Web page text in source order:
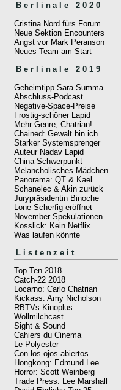
Berlinale 2020
Cristina Nord fürs Forum
Neue Sektion Encounters
Angst vor Mark Peranson
Neues Team am Start
Berlinale 2019
Geheimtipp Sara Summa
Abschluss-Podcast
Negative-Space-Preise
Frostig-schöner Lapid
Mehr Genre, Chatrian!
Chained: Gewalt bin ich
Starker Systemsprenger
Auteur Nadav Lapid
China-Schwerpunkt
Melancholisches Mädchen
Panorama: QT & Kael
Schanelec & Akin zurück
Jurypräsidentin Binoche
Lone Scherfig eröffnet
November-Spekulationen
Kosslick: Kein Netflix
Was laufen könnte
Listenzeit
Top Ten 2018
Catch-22 2018
Locarno: Carlo Chatrian
Kickass: Amy Nicholson
RBTVs Kinoplus
Wollmilchcast
Sight & Sound
Cahiers du Cinema
Le Polyester
Con los ojos abiertos
Hongkong: Edmund Lee
Horror: Scott Weinberg
Trade Press: Lee Marshall